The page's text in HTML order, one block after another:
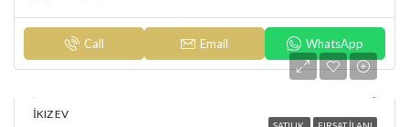
Call Email WhatsApp
İKIZ EV